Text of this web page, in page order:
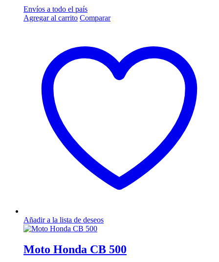
Envíos a todo el país
Agregar al carrito Comparar
Añadir a la lista de deseos
Moto Honda CB 500